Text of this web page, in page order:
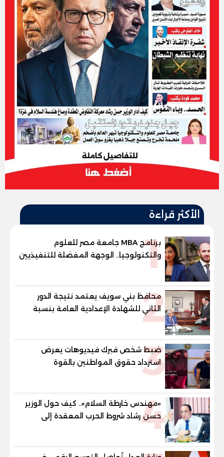
الأكثر قراءة
1
برنامج MBA جامعة مصر للعلوم
والتكنولوجيا.. الوجهة المفضلة للتنفيذيين
وقيادات المؤسسات لصناعة قادة
2
محافظ بني سويف يعتمد نتيجة الدور
الثاني للشهادة الإعدادية العامة بنسبة
والنور للمكفوفين
3
ضبط شخص فبرك فيديوهات يعرض
استرداد حقوق المواطنين بالقوة
4
«مهندس خارطة السلام».. كيف حول الوزير
حسن رشاد شروط الحرب المعقدة إلى
"خارطة طريق" للانسحاب والإعمار؟